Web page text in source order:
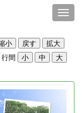
行間